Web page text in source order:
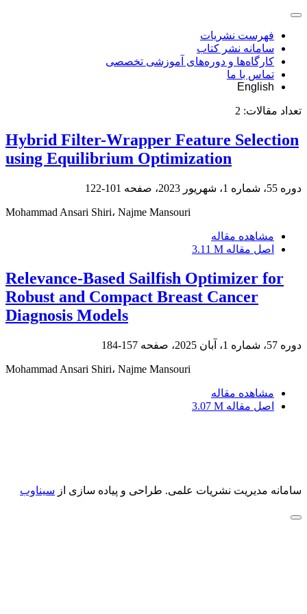
فهرست نشریات
سامانه نشر کتاب
کارگاه‌ها و دوره‌های آموزشی تخصصی
تماس با ما
English
تعداد مقالات: 2
Hybrid Filter-Wrapper Feature Selection
using Equilibrium Optimization
دوره 55، شماره 1، شهریور 2023، صفحه 101-122
Mohammad Ansari Shiri، Najme Mansouri
مشاهده مقاله
اصل مقاله 3.11 M
Relevance-Based Sailfish Optimizer for
Robust and Compact Breast Cancer
Diagnosis Models
دوره 57، شماره 1، آبان 2025، صفحه 157-184
Mohammad Ansari Shiri، Najme Mansouri
مشاهده مقاله
اصل مقاله 3.07 M
سامانه مدیریت نشریات علمی. طراحی و پیاده سازی از سیناوب